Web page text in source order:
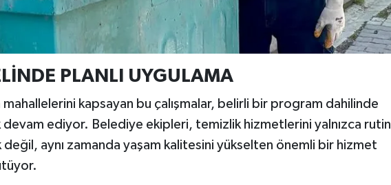
PLANLI UYGULAMA
mahallelerini kapsayan bu çalışmalar, belirli bir program dahilinde
devam ediyor. Belediye ekipleri, temizlik hizmetlerini yalnızca rutin
aynı zamanda yaşam kalitesini yükselten önemli bir hizmet